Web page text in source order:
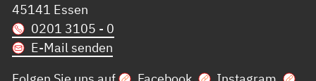
45141 Essen
0201 3105 - 0
E-Mail senden